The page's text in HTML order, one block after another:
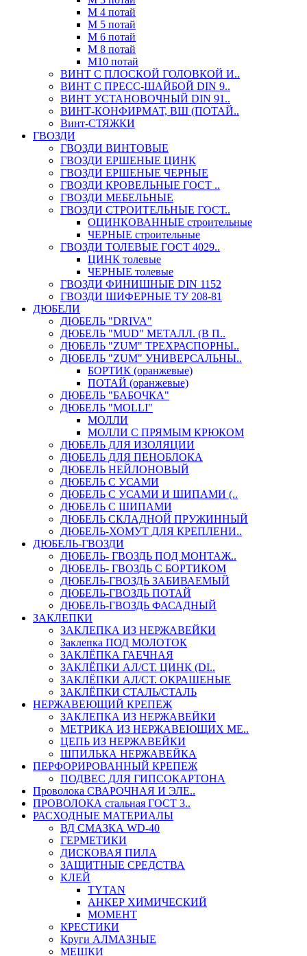
М 4 потай
М 5 потай
М 6 потай
М 8 потай
М10 потай
ВИНТ С ПЛОСКОЙ ГОЛОВКОЙ И..
ВИНТ С ПРЕСС-ШАЙБОЙ DIN 9..
ВИНТ УСТАНОВОЧНЫЙ DIN 91..
ВИНТ-КОНФИРМАТ, ВШ (ПОТАЙ..
Винт-СТЯЖКИ
ГВОЗДИ
ГВОЗДИ ВИНТОВЫЕ
ГВОЗДИ ЕРШЕНЫЕ ЦИНК
ГВОЗДИ ЕРШЕНЫЕ ЧЕРНЫЕ
ГВОЗДИ КРОВЕЛЬНЫЕ ГОСТ ..
ГВОЗДИ МЕБЕЛЬНЫЕ
ГВОЗДИ СТРОИТЕЛЬНЫЕ ГОСТ..
ОЦИНКОВАННЫЕ строительные
ЧЕРНЫЕ строительные
ГВОЗДИ ТОЛЕВЫЕ ГОСТ 4029..
ЦИНК толевые
ЧЕРНЫЕ толевые
ГВОЗДИ ФИНИШНЫЕ DIN 1152
ГВОЗДИ ШИФЕРНЫЕ ТУ 208-81
ДЮБЕЛИ
ДЮБЕЛЬ "DRIVA"
ДЮБЕЛЬ "MUD" МЕТАЛЛ. (В П..
ДЮБЕЛЬ "ZUM" ТРЕХРАСПОРНЫ..
ДЮБЕЛЬ "ZUM" УНИВЕРСАЛЬНЫ..
БОРТИК (оранжевые)
ПОТАЙ (оранжевые)
ДЮБЕЛЬ "БАБОЧКА"
ДЮБЕЛЬ "МOLLI"
МОЛЛИ
МОЛЛИ С ПРЯМЫМ КРЮКОМ
ДЮБЕЛЬ ДЛЯ ИЗОЛЯЦИИ
ДЮБЕЛЬ ДЛЯ ПЕНОБЛОКА
ДЮБЕЛЬ НЕЙЛОНОВЫЙ
ДЮБЕЛЬ С УСАМИ
ДЮБЕЛЬ С УСАМИ И ШИПАМИ (..
ДЮБЕЛЬ С ШИПАМИ
ДЮБЕЛЬ СКЛАДНОЙ ПРУЖИННЫЙ
ДЮБЕЛЬ-ХОМУТ ДЛЯ КРЕПЛЕНИ..
ДЮБЕЛЬ-ГВОЗДИ
ДЮБЕЛЬ- ГВОЗДЬ ПОД МОНТАЖ..
ДЮБЕЛЬ- ГВОЗДЬ С БОРТИКОМ
ДЮБЕЛЬ-ГВОЗДЬ ЗАБИВАЕМЫЙ
ДЮБЕЛЬ-ГВОЗДЬ ПОТАЙ
ДЮБЕЛЬ-ГВОЗДЬ ФАСАДНЫЙ
ЗАКЛЕПКИ
ЗАКЛЕПКА ИЗ НЕРЖАВЕЙКИ
Заклепка ПОД МОЛОТОК
ЗАКЛЁПКА ГАЕЧНАЯ
ЗАКЛЁПКИ АЛ/СТ. ЦИНК (DI..
ЗАКЛЁПКИ АЛ/СТ. ОКРАШЕНЫЕ
ЗАКЛЁПКИ СТАЛЬ/СТАЛЬ
НЕРЖАВЕЮЩИЙ КРЕПЕЖ
ЗАКЛЕПКА ИЗ НЕРЖАВЕЙКИ
МЕТРИКА ИЗ НЕРЖАВЕЮЩИХ МЕ..
ЦЕПЬ ИЗ НЕРЖАВЕЙКИ
ШПИЛЬКА НЕРЖАВЕЙКА
ПЕРФОРИРОВАННЫЙ КРЕПЕЖ
ПОДВЕС ДЛЯ ГИПСОКАРТОНА
Проволока СВАРОЧНАЯ И ЭЛЕ..
ПРОВОЛОКА стальная ГОСТ 3..
РАСХОДНЫЕ МАТЕРИАЛЫ
ВД СМАЗКА WD-40
ГЕРМЕТИКИ
ДИСКОВАЯ ПИЛА
ЗАЩИТНЫЕ СРЕДСТВА
КЛЕЙ
TYTAN
АНКЕР ХИМИЧЕСКИЙ
МОМЕНТ
КРЕСТИКИ
Круги АЛМАЗНЫЕ
МЕШКИ